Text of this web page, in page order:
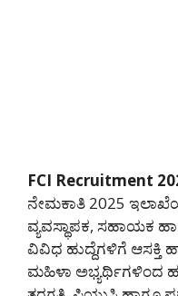
FCI Recruitment
ನೇಮಕಾತಿ 2025
ವ್ಯವಸ್ಥಾಪಕ,
ವಿವಿಧ ಹುದ್ದೆಗಳಿಗೆ ಆಸಕ್ತಿ
ಮಹಿಳಾ ಅಭ್ಯರ್ಥಿಗಳಿಂದ